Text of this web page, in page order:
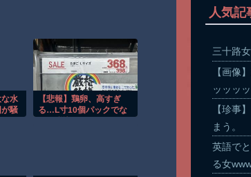
な水
騒
【悲報】鶏卵、高すぎ
る…L寸10個パックでな
人気記
三十路
【画像
ッッッ
【珍事
まう。
英語で
る女